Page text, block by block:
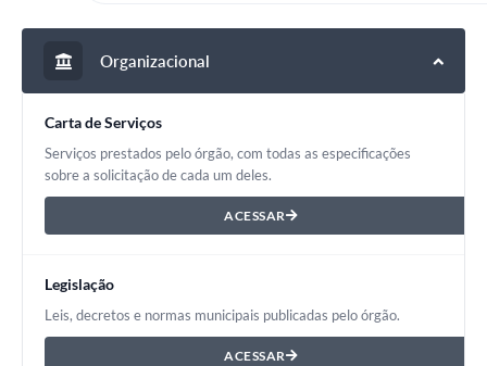
Organizacional
Carta de Serviços
Serviços prestados pelo órgão, com todas as especificações
sobre a solicitação de cada um deles.
ACESSAR
Legislação
Leis, decretos e normas municipais publicadas pelo órgão.
ACESSAR